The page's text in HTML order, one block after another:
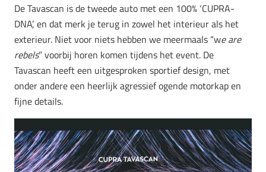
De Tavascan is de tweede auto met een 100% ‘CUPRA-
DNA’, en dat merk je terug in zowel het interieur als het
exterieur. Niet voor niets hebben we meermaals “we are
rebels” voorbij horen komen tijdens het event. De
Tavascan heeft een uitgesproken sportief design, met
onder andere een heerlijk agressief ogende motorkap en
fijne details.